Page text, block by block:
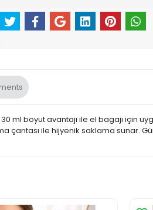
ml boyut avantajı ile el bagajı için
çantası ile hijyenik saklama sunar.